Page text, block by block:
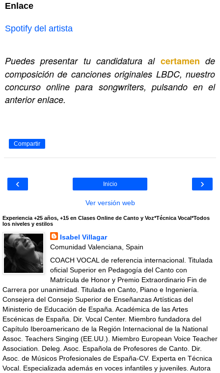
Enlace
Spotify del artista
Puedes presentar tu candidatura al certamen de
composición de canciones originales LBDC, nuestro
concurso online para songwriters, pulsando en el
anterior enlace.
Compartir
‹ ›
Inicio
Ver versión web
Experiencia +25 años, +15 en Clases Online de Canto y Voz*Técnica Vocal*Todos
los niveles y estilos
Isabel Villagar
Comunidad Valenciana, Spain
COACH VOCAL de referencia internacional. Titulada
oficial Superior en Pedagogía del Canto con
Matrícula de Honor y Premio Extraordinario Fin de
Carrera por unanimidad. Titulada en Canto, Piano e Ingeniería.
Consejera del Consejo Superior de Enseñanzas Artísticas del
Ministerio de Educación de España. Académica de las Artes
Escénicas de España. Dir. Vocal Center. Miembro fundadora del
Capítulo Iberoamericano de la Región Internacional de la National
Assoc. Teachers Singing (EE.UU.). Miembro European Voice Teacher
Association. Deleg. Asoc. Española de Profesores de Canto. Dir.
Asoc. de Músicos Profesionales de España-CV. Experta en Técnica
Vocal. Especializada además en voces infantiles y juveniles. Autora